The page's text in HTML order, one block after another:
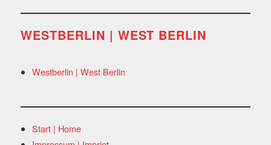
WESTBERLIN | WEST BERLIN
Westberlin | West Berlin
Start | Home